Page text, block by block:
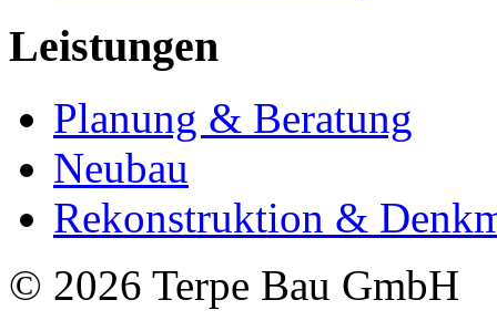
Leistungen
Planung & Beratung
Neubau
Rekonstruktion &
© 2026 Terpe Bau GmbH